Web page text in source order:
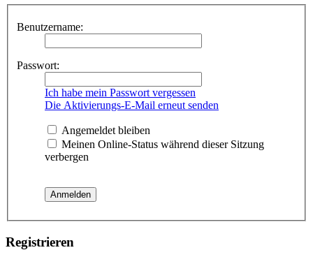
Benutzername:
Passwort:
Ich habe mein Passwort vergessen
Die Aktivierungs-E-Mail erneut senden
Angemeldet bleiben
Meinen Online-Status während dieser Sitzung
verbergen
Registrieren